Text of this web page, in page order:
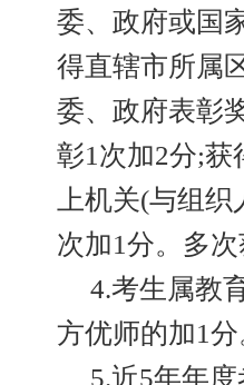
委、政府或国
得直辖市所属
委、政府表彰
彰1次加2分;获
上机关(与组
次加1分。多
4.考生属教
方优师的加1分
5.近5年年